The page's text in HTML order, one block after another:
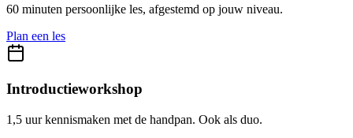
60 minuten persoonlijke les, afgestemd op jouw niveau.
Plan een les
Introductieworkshop
1,5 uur kennismaken met de handpan. Ook als duo.